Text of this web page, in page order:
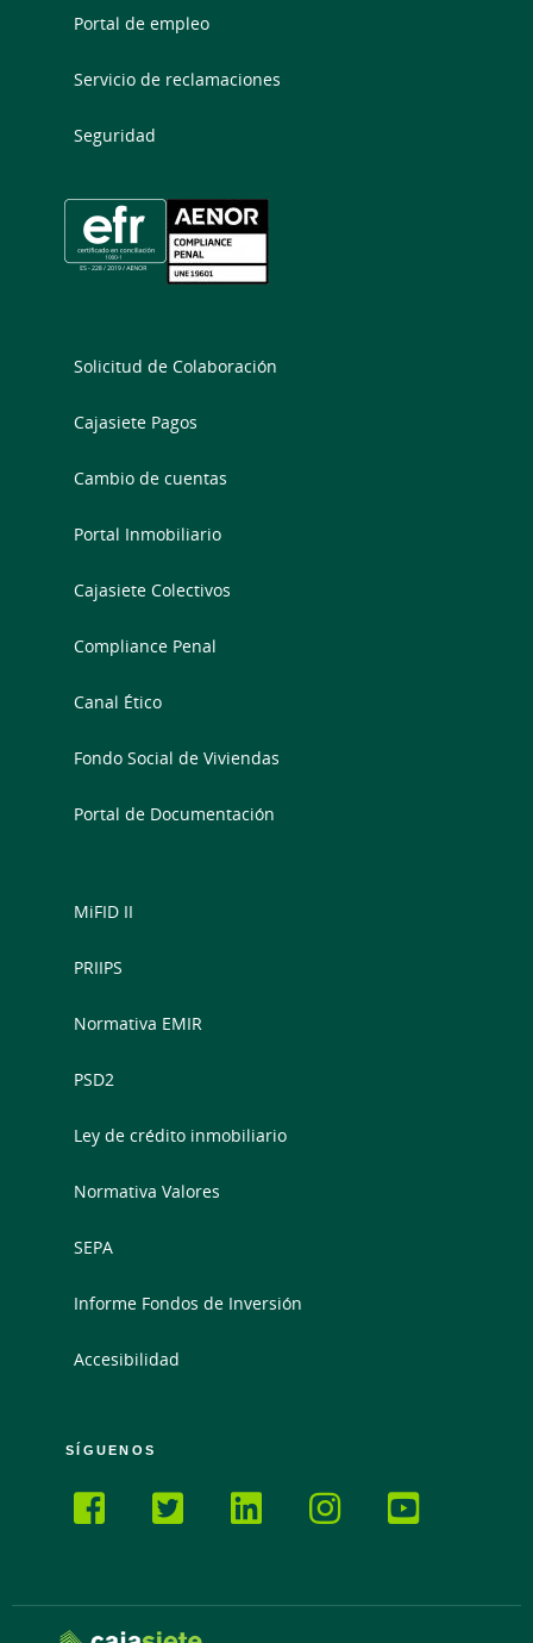
Portal de empleo
Servicio de reclamaciones
Seguridad
Solicitud de Colaboración
Cajasiete Pagos
Cambio de cuentas
Portal Inmobiliario
Cajasiete Colectivos
Compliance Penal
Canal Ético
Fondo Social de Viviendas
Portal de Documentación
MiFID II
PRIIPS
Normativa EMIR
PSD2
Ley de crédito inmobiliario
Normativa Valores
SEPA
Informe Fondos de Inversión
Accesibilidad
SÍGUENOS